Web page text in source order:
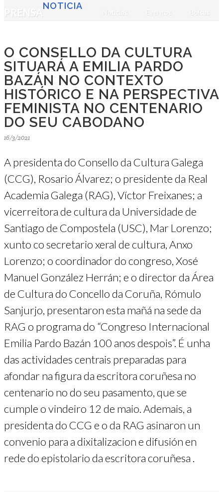
PRENSA Noticias Eventos Bolsas
NOTICIA
O CONSELLO DA CULTURA
SITUARÁ A EMILIA PARDO
BAZÁN NO CONTEXTO
HISTÓRICO E NA PERSPECTIVA
FEMINISTA NO CENTENARIO
DO SEU CABODANO
16/3/2021
A presidenta do Consello da Cultura Galega
(CCG), Rosario Álvarez; o presidente da Real
Academia Galega (RAG), Víctor Freixanes; a
vicerreitora de cultura da Universidade de
Santiago de Compostela (USC), Mar Lorenzo;
xunto co secretario xeral de cultura, Anxo
Lorenzo; o coordinador do congreso, Xosé
Manuel González Herrán; e o director da Área
de Cultura do Concello da Coruña, Rómulo
Sanjurjo, presentaron esta mañá na sede da
RAG o programa do “Congreso Internacional
Emilia Pardo Bazán 100 anos despois”. É unha
das actividades centrais preparadas para
afondar na figura da escritora coruñesa no
centenario no do seu pasamento, que se
cumple o vindeiro 12 de maio. Ademais, a
presidenta do CCG e o da RAG asinaron un
convenio para a dixitalizacion e difusión en
rede do epistolario da escritora coruñesa .